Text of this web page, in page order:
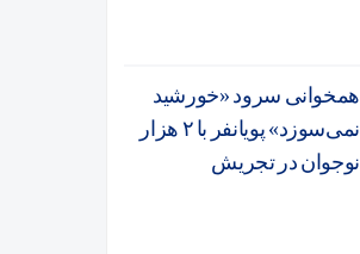
همخوانی سرود «خورشید
نمی‌سوزد» پویانفر با ۲ هزار
نوجوان در تجریش